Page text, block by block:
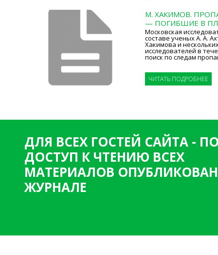
М. ХАКИМОВ.
— ПОГИБШИЕ В
Московская
составе ученых А. А.
Хакимова и
исследователей в
поиск по следам
ЧИТАТЬ ПОДРОБНЕЕ
ДЛЯ ВСЕХ ГОСТЕЙ САЙТА -
ДОСТУП К ЧТЕНИЮ ВСЕХ
МАТЕРИАЛОВ
ЖУРНАЛЕ